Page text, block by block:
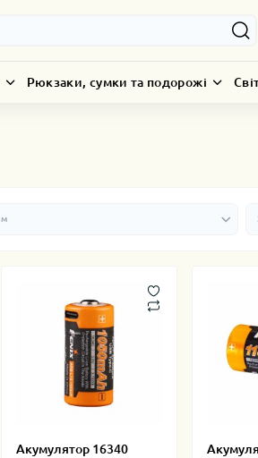
Рюкзаки, сумки та подорожі
Акумулятор 16340